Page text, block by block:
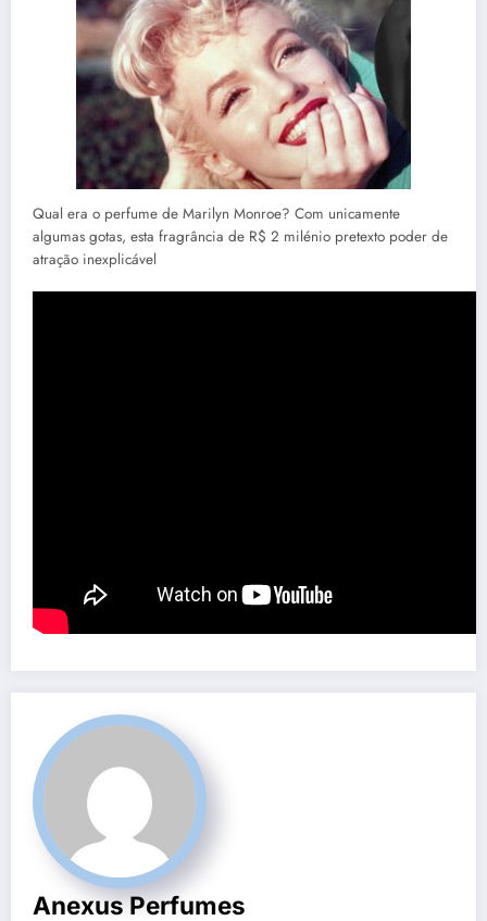
Qual era o perfume de Marilyn Monroe? Com unicamente
algumas gotas, esta fragrância de R$ 2 milénio pretexto poder de
atração inexplicável
Anexus Perfumes